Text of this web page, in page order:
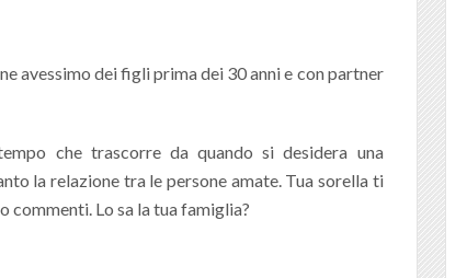
avessimo dei figli prima dei 30 anni e con partner
che trascorre da quando si desidera una
la relazione tra le persone amate. Tua sorella ti
commenti. Lo sa la tua famiglia?